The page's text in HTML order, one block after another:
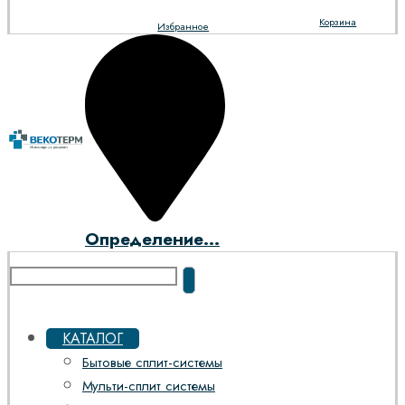
Корзина
Избранное
Определение...
КАТАЛОГ
Бытовые сплит-системы
Мульти-сплит системы